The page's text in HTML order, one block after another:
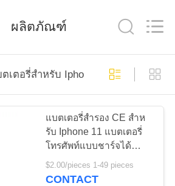
รี่ Li Ion
ท์มือถือ
ผลิตภัณฑ์
เตอรี่สําหรับ Iphone 11
แบตเตอรี่สํารอง CE สําห
รับ Iphone 11 แบตเตอรี่
โทรศัพท์แบบชาร์จได้
2500mAh
$2.00/pieces 1-49 pieces
CONTACT